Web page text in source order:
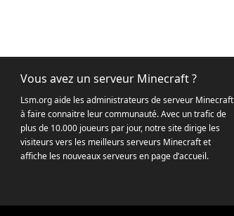
Vous avez un serveur Minecraft ?
Lsm.org aide les administrateurs de serveur Minecraft
à faire connaitre leur communauté. Avec un trafic de
plus de 10.000 joueurs par jour, notre site dirige les
visiteurs vers les meilleurs serveurs Minecraft et
affiche les nouveaux serveurs en page d’accueil.